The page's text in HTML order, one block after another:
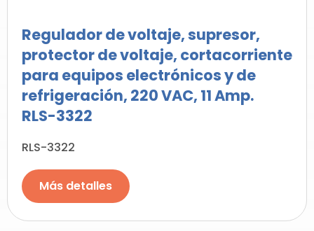
Regulador de voltaje, supresor,
protector de voltaje, cortacorriente
para equipos electrónicos y de
refrigeración, 220 VAC, 11 Amp.
RLS-3322
RLS-3322
Más detalles